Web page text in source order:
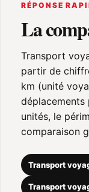
RÉPONSE
La
Transport
partir de
km (unité
déplacements
unités, le
comparaison
Transport
Transport